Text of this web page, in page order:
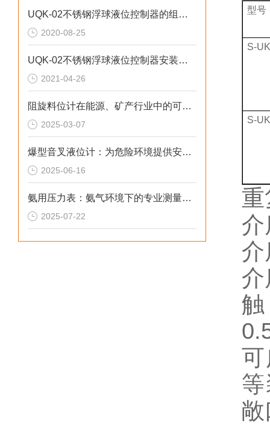
UQK-02不锈钢浮球液位控制器的组成部分和产品特色
2020-08-25
UQK-02不锈钢浮球液位控制器安装使用与维护注意事项
2021-04-26
阻旋料位计在能源、矿产行业中的可靠应用与优势
2025-03-07
爆型音叉液位计：为危险环境提供安全保障
2025-06-16
氨用压力表：氨气环境下的专业测量工具
2025-07-22
型号
S-UK
S-UK